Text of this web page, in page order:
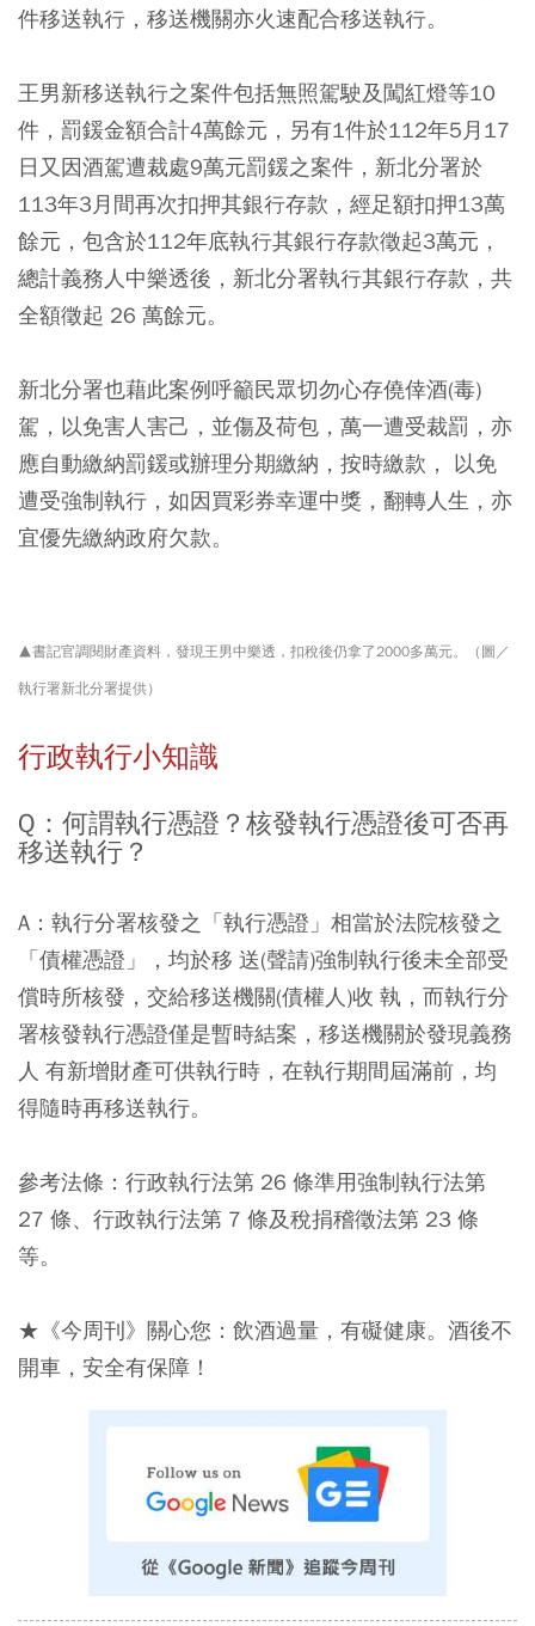
件移送執行，移送機關亦火速配合移送執行。
王男新移送執行之案件包括無照駕駛及闖紅燈等10
件，罰鍰金額合計4萬餘元，另有1件於112年5月17
日又因酒駕遭裁處9萬元罰鍰之案件，新北分署於
113年3月間再次扣押其銀行存款，經足額扣押13萬
餘元，包含於112年底執行其銀行存款徵起3萬元，
總計義務人中樂透後，新北分署執行其銀行存款，共
全額徵起 26 萬餘元。
新北分署也藉此案例呼籲民眾切勿心存僥倖酒(毒)
駕，以免害人害己，並傷及荷包，萬一遭受裁罰，亦
應自動繳納罰鍰或辦理分期繳納，按時繳款， 以免
遭受強制執行，如因買彩券幸運中獎，翻轉人生，亦
宜優先繳納政府欠款。
▲書記官調閱財產資料，發現王男中樂透，扣稅後仍拿了2000多萬元。（圖／
執行署新北分署提供）
行政執行小知識
Q：何謂執行憑證？核發執行憑證後可否再
移送執行？
A：執行分署核發之「執行憑證」相當於法院核發之
「債權憑證」，均於移 送(聲請)強制執行後未全部受
償時所核發，交給移送機關(債權人)收 執，而執行分
署核發執行憑證僅是暫時結案，移送機關於發現義務
人 有新增財產可供執行時，在執行期間屆滿前，均
得隨時再移送執行。
參考法條：行政執行法第 26 條準用強制執行法第
27 條、行政執行法第 7 條及稅捐稽徵法第 23 條
等。
★《今周刊》關心您：飲酒過量，有礙健康。酒後不
開車，安全有保障！